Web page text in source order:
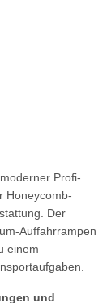
Profi-
Honeycomb-
Der
Auffahrrampen
einem
und